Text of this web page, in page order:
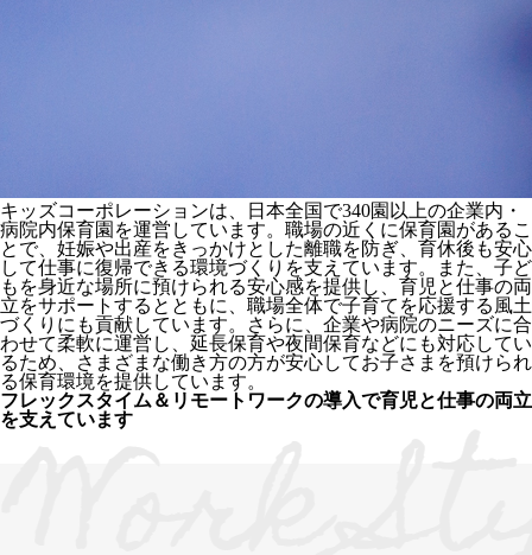
キッズコーポレーションは、日本全国で340園以上の企業内・
病院内保育園を運営しています。職場の近くに保育園があるこ
とで、妊娠や出産をきっかけとした離職を防ぎ、育休後も安心
して仕事に復帰できる環境づくりを支えています。また、子ど
もを身近な場所に預けられる安心感を提供し、育児と仕事の両
立をサポートするとともに、職場全体で子育てを応援する風土
づくりにも貢献しています。さらに、企業や病院のニーズに合
わせて柔軟に運営し、延長保育や夜間保育などにも対応してい
るため、さまざまな働き方の方が安心してお子さまを預けられ
る保育環境を提供しています。
フレックスタイム＆リモートワークの導入で育児と仕事の両立
を支えています